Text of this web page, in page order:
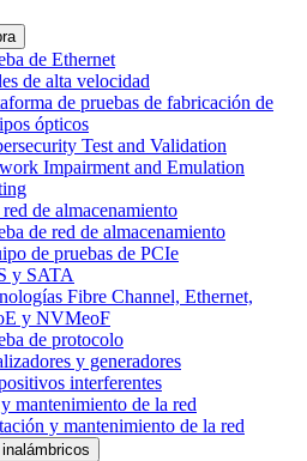
de Ethernet
de alta velocidad
de pruebas de fabricación de
ópticos
Test and Validation
Impairment and Emulation
de almacenamiento
de red de almacenamiento
de pruebas de PCIe
y SATA
Fibre Channel, Ethernet,
y NVMeoF
de protocolo
y generadores
interferentes
mantenimiento de la red
y mantenimiento de la red